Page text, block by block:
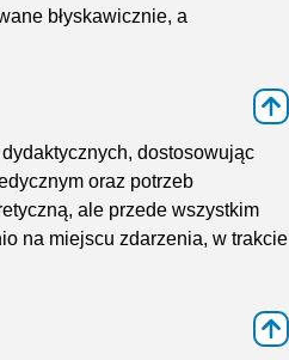
błyskawicznie, a
dostosowując
oraz potrzeb
ale przede wszystkim
na miejscu zdarzenia, w trakcie